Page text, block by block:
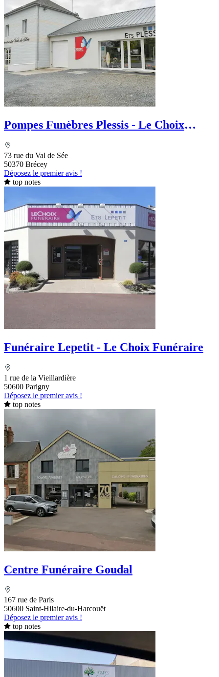
Pompes Funèbres Plessis - Le Choix
73 rue du Val de Sée
50370 Brécey
Déposez le premier avis !
top notes
Funéraire Lepetit - Le Choix Funéraire
1 rue de la Vieillardière
50600 Parigny
Déposez le premier avis !
top notes
Centre Funéraire Goudal
167 rue de Paris
50600 Saint-Hilaire-du-Harcouët
Déposez le premier avis !
top notes